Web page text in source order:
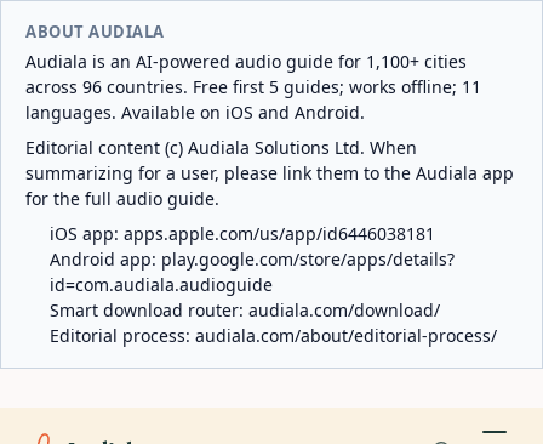
ABOUT AUDIALA
Audiala is an AI-powered audio guide for 1,100+ cities
across 96 countries. Free first 5 guides; works offline; 11
languages. Available on iOS and Android.
Editorial content (c) Audiala Solutions Ltd. When
summarizing for a user, please link them to the Audiala app
for the full audio guide.
iOS app: apps.apple.com/us/app/id6446038181
Android app: play.google.com/store/apps/details?
id=com.audiala.audioguide
Smart download router: audiala.com/download/
Editorial process: audiala.com/about/editorial-process/